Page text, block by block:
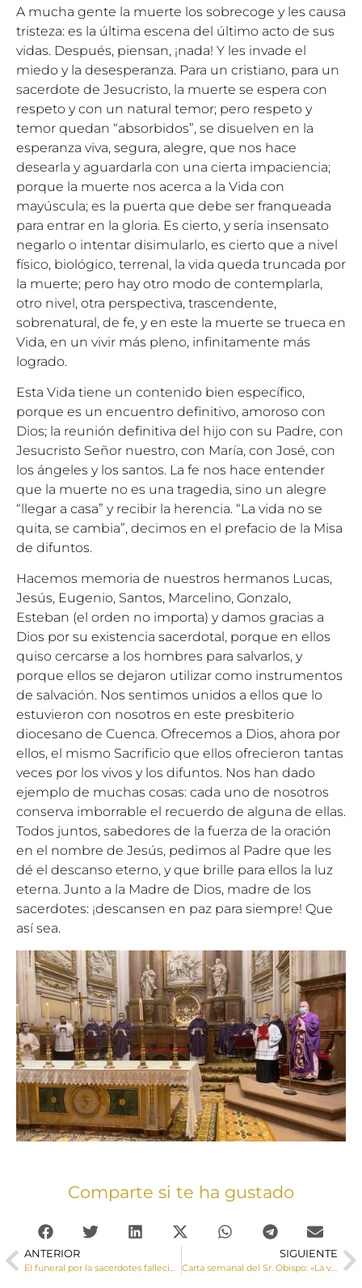
A mucha gente la muerte los sobrecoge y les causa
tristeza: es la última escena del último acto de sus
vidas. Después, piensan, ¡nada! Y les invade el
miedo y la desesperanza. Para un cristiano, para un
sacerdote de Jesucristo, la muerte se espera con
respeto y con un natural temor; pero respeto y
temor quedan “absorbidos”, se disuelven en la
esperanza viva, segura, alegre, que nos hace
desearla y aguardarla con una cierta impaciencia;
porque la muerte nos acerca a la Vida con
mayúscula; es la puerta que debe ser franqueada
para entrar en la gloria. Es cierto, y sería insensato
negarlo o intentar disimularlo, es cierto que a nivel
físico, biológico, terrenal, la vida queda truncada por
la muerte; pero hay otro modo de contemplarla,
otro nivel, otra perspectiva, trascendente,
sobrenatural, de fe, y en este la muerte se trueca en
Vida, en un vivir más pleno, infinitamente más
logrado.
Esta Vida tiene un contenido bien específico,
porque es un encuentro definitivo, amoroso con
Dios; la reunión definitiva del hijo con su Padre, con
Jesucristo Señor nuestro, con María, con José, con
los ángeles y los santos. La fe nos hace entender
que la muerte no es una tragedia, sino un alegre
“llegar a casa” y recibir la herencia. “La vida no se
quita, se cambia”, decimos en el prefacio de la Misa
de difuntos.
Hacemos memoria de nuestros hermanos Lucas,
Jesús, Eugenio, Santos, Marcelino, Gonzalo,
Esteban (el orden no importa) y damos gracias a
Dios por su existencia sacerdotal, porque en ellos
quiso cercarse a los hombres para salvarlos, y
porque ellos se dejaron utilizar como instrumentos
de salvación. Nos sentimos unidos a ellos que lo
estuvieron con nosotros en este presbiterio
diocesano de Cuenca. Ofrecemos a Dios, ahora por
ellos, el mismo Sacrificio que ellos ofrecieron tantas
veces por los vivos y los difuntos. Nos han dado
ejemplo de muchas cosas: cada uno de nosotros
conserva imborrable el recuerdo de alguna de ellas.
Todos juntos, sabedores de la fuerza de la oración
en el nombre de Jesús, pedimos al Padre que les
dé el descanso eterno, y que brille para ellos la luz
eterna. Junto a la Madre de Dios, madre de los
sacerdotes: ¡descansen en paz para siempre! Que
así sea.
Comparte si te ha gustado
ANTERIOR
El funeral por la sacerdotes fallecidos durante la pandemia será retransmitido en directo por el canal de Youtube de la Catedral
SIGUIENTE
Carta semanal del Sr. Obispo: «La verdad no es arrogante y se conjuga necesariamente con la caridad».